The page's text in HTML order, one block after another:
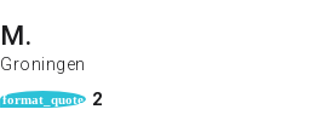
M.
Groningen
format_quote 2